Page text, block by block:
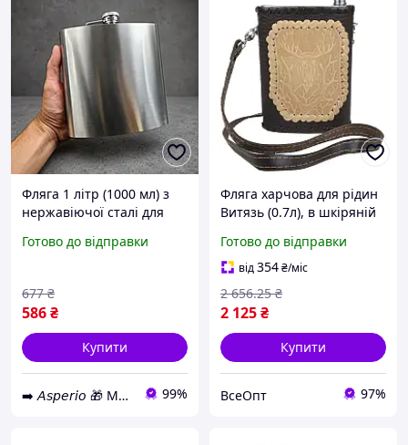
Фляга 1 літр (1000 мл) з
нержавіючої сталі для
кемпінгу, походів,
Готово до відправки
586₴
677 ₴
Купити
➡️ 𝘈𝘴𝘱𝘦𝘳𝘪𝘰 🎁 Магазин Подарунків 99%
Фляга харчова для рідин
Витязь (0.7л), в шкіряній
сталі, для туризму,
полювання та риболовлі
Готово до відправки
від354₴/міс
2 125₴
2 656.25 ₴
Купити
ВсеОпт 97%